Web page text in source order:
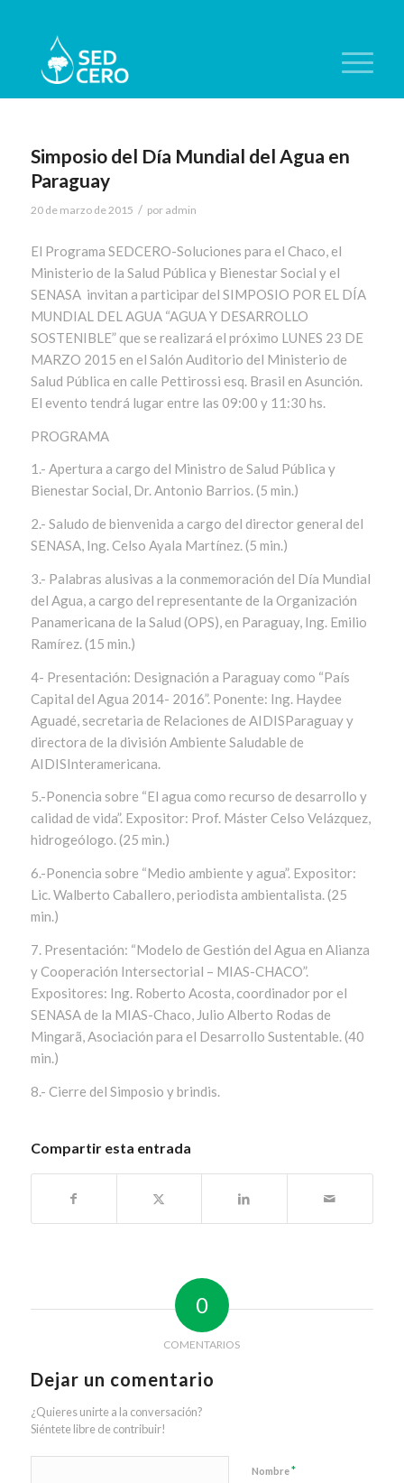
Simposio del Día Mundial del Agua en
Paraguay
20 de marzo de 2015 / por admin
El Programa SEDCERO-Soluciones para el Chaco, el
Ministerio de la Salud Pública y Bienestar Social y el
SENASA invitan a participar del SIMPOSIO POR EL DÍA
MUNDIAL DEL AGUA “AGUA Y DESARROLLO
SOSTENIBLE” que se realizará el próximo LUNES 23 DE
MARZO 2015 en el Salón Auditorio del Ministerio de
Salud Pública en calle Pettirossi esq. Brasil en Asunción.
El evento tendrá lugar entre las 09:00 y 11:30 hs.
PROGRAMA
1.- Apertura a cargo del Ministro de Salud Pública y
Bienestar Social, Dr. Antonio Barrios. (5 min.)
2.- Saludo de bienvenida a cargo del director general del
SENASA, Ing. Celso Ayala Martínez. (5 min.)
3.- Palabras alusivas a la conmemoración del Día Mundial
del Agua, a cargo del representante de la Organización
Panamericana de la Salud (OPS), en Paraguay, Ing. Emilio
Ramírez. (15 min.)
4- Presentación: Designación a Paraguay como “País
Capital del Agua 2014- 2016”. Ponente: Ing. Haydee
Aguadé, secretaria de Relaciones de AIDISParaguay y
directora de la división Ambiente Saludable de
AIDISInteramericana.
5.-Ponencia sobre “El agua como recurso de desarrollo y
calidad de vida”. Expositor: Prof. Máster Celso Velázquez,
hidrogeólogo. (25 min.)
6.-Ponencia sobre “Medio ambiente y agua”. Expositor:
Lic. Walberto Caballero, periodista ambientalista. (25
min.)
7. Presentación: “Modelo de Gestión del Agua en Alianza
y Cooperación Intersectorial – MIAS-CHACO”.
Expositores: Ing. Roberto Acosta, coordinador por el
SENASA de la MIAS-Chaco, Julio Alberto Rodas de
Mingarã, Asociación para el Desarrollo Sustentable. (40
min.)
8.- Cierre del Simposio y brindis.
Compartir esta entrada
0
COMENTARIOS
Dejar un comentario
¿Quieres unirte a la conversación?
Siéntete libre de contribuir!
Nombre*